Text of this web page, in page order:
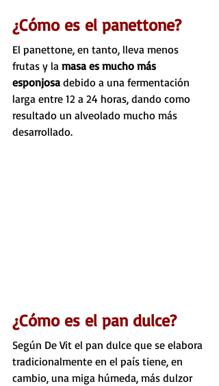
¿Cómo es el panettone?
El panettone, en tanto, lleva menos
frutas y la masa es mucho más
esponjosa debido a una fermentación
larga entre 12 a 24 horas, dando como
resultado un alveolado mucho más
desarrollado.
¿Cómo es el pan dulce?
Según De Vit el pan dulce que se elabora
tradicionalmente en el país tiene, en
cambio, una miga húmeda, más dulzor